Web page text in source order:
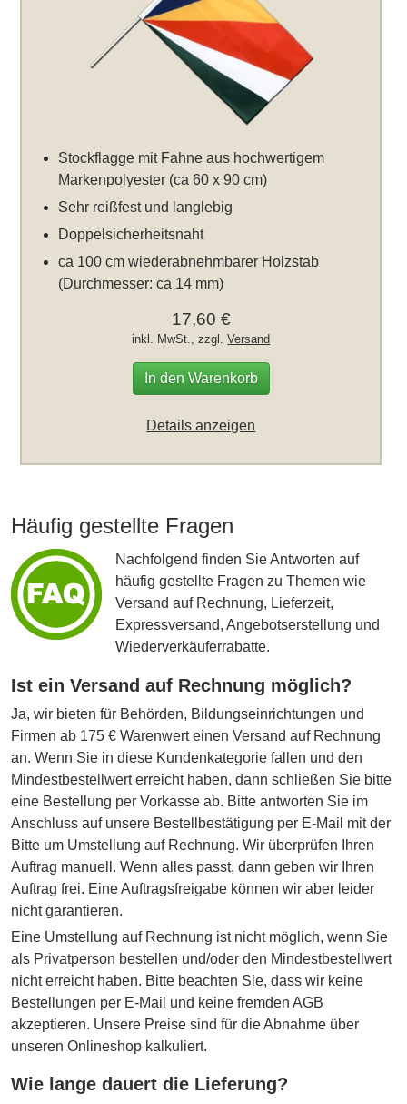
Stockflagge mit Fahne aus hochwertigem
Markenpolyester (ca 60 x 90 cm)
Sehr reißfest und langlebig
Doppelsicherheitsnaht
ca 100 cm wiederabnehmbarer Holzstab
(Durchmesser: ca 14 mm)
17,60 €
inkl. MwSt., zzgl.Versand
In den Warenkorb
Details anzeigen
Häufig gestellte Fragen
Nachfolgend finden Sie Antworten auf
häufig gestellte Fragen zu Themen wie
Versand auf Rechnung, Lieferzeit,
Expressversand, Angebotserstellung und
Wiederverkäuferrabatte.
Ist ein Versand auf Rechnung möglich?
Ja, wir bieten für Behörden, Bildungseinrichtungen und
Firmen ab 175 € Warenwert einen Versand auf Rechnung
an. Wenn Sie in diese Kundenkategorie fallen und den
Mindestbestellwert erreicht haben, dann schließen Sie bitte
eine Bestellung per Vorkasse ab. Bitte antworten Sie im
Anschluss auf unsere Bestellbestätigung per E-Mail mit der
Bitte um Umstellung auf Rechnung. Wir überprüfen Ihren
Auftrag manuell. Wenn alles passt, dann geben wir Ihren
Auftrag frei. Eine Auftragsfreigabe können wir aber leider
nicht garantieren.
Eine Umstellung auf Rechnung ist nicht möglich, wenn Sie
als Privatperson bestellen und/oder den Mindestbestellwert
nicht erreicht haben. Bitte beachten Sie, dass wir keine
Bestellungen per E-Mail und keine fremden AGB
akzeptieren. Unsere Preise sind für die Abnahme über
unseren Onlineshop kalkuliert.
Wie lange dauert die Lieferung?